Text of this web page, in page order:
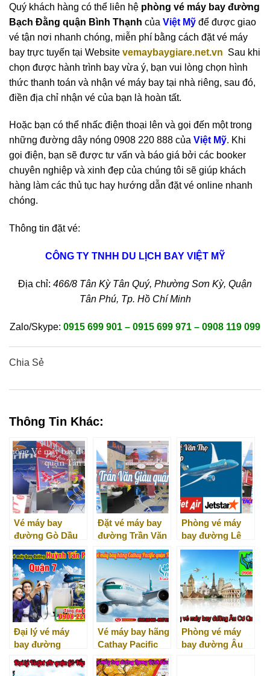
Quý khách hàng có thể liên hệ phòng vé máy bay đường
Bạch Đằng quận Bình Thạnh của Việt Mỹ để được giao
vé tận nơi nhanh chóng, miễn phí bằng cách đặt vé máy
bay trực tuyến tại Website vemaybaygiare.net.vn Sau khi
chọn được hành trình bay vừa ý, bạn vui lòng chọn hình
thức thanh toán và nhận vé máy bay tại nhà riêng, sau đó,
điền địa chỉ nhận vé của bạn là hoàn tất.
Hoặc bạn có thể nhấc điện thoại lên và gọi đến một trong
những đường dây nóng 0908 220 888 của Việt Mỹ. Khi
gọi điện, bạn sẽ được tư vấn và báo giá bởi các booker
chuyên nghiệp và xinh đẹp của chúng tôi sẽ giúp khách
hàng làm các thủ tục hay hướng dẫn đặt vé online nhanh
chóng.
Thông tin đặt vé:
CÔNG TY TNHH DU LỊCH BAY VIỆT MỸ
Địa chỉ: 466/8 Tân Kỳ Tân Quý, Phường Sơn Kỳ, Quận
Tân Phú, Tp. Hồ Chí Minh
Zalo/Skype: 0915 699 901 – 0915 699 971 – 0908 119 099
Chia Sẻ
Thông Tin Khác:
Vé máy bay
đường Gò Dầu
quận Tân Phú
Đặt vé máy bay
đường Trần Văn
Giàu quận Bình
Tân
Phòng vé máy
bay đường Lê
Văn Thọ quận
Gò Vấp
Đại lý vé máy
bay đường
Huỳnh Tấn Phát
quận 7
Vé máy bay hãng
Cathay Pacific
quận Tân Phú
Phòng vé máy
bay đường Âu